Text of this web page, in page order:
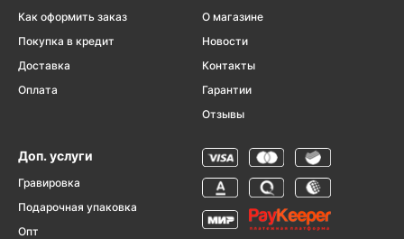
Как оформить заказ
Покупка в кредит
Доставка
Оплата
О магазине
Новости
Контакты
Гарантии
Отзывы
Доп. услуги
Гравировка
Подарочная упаковка
Опт